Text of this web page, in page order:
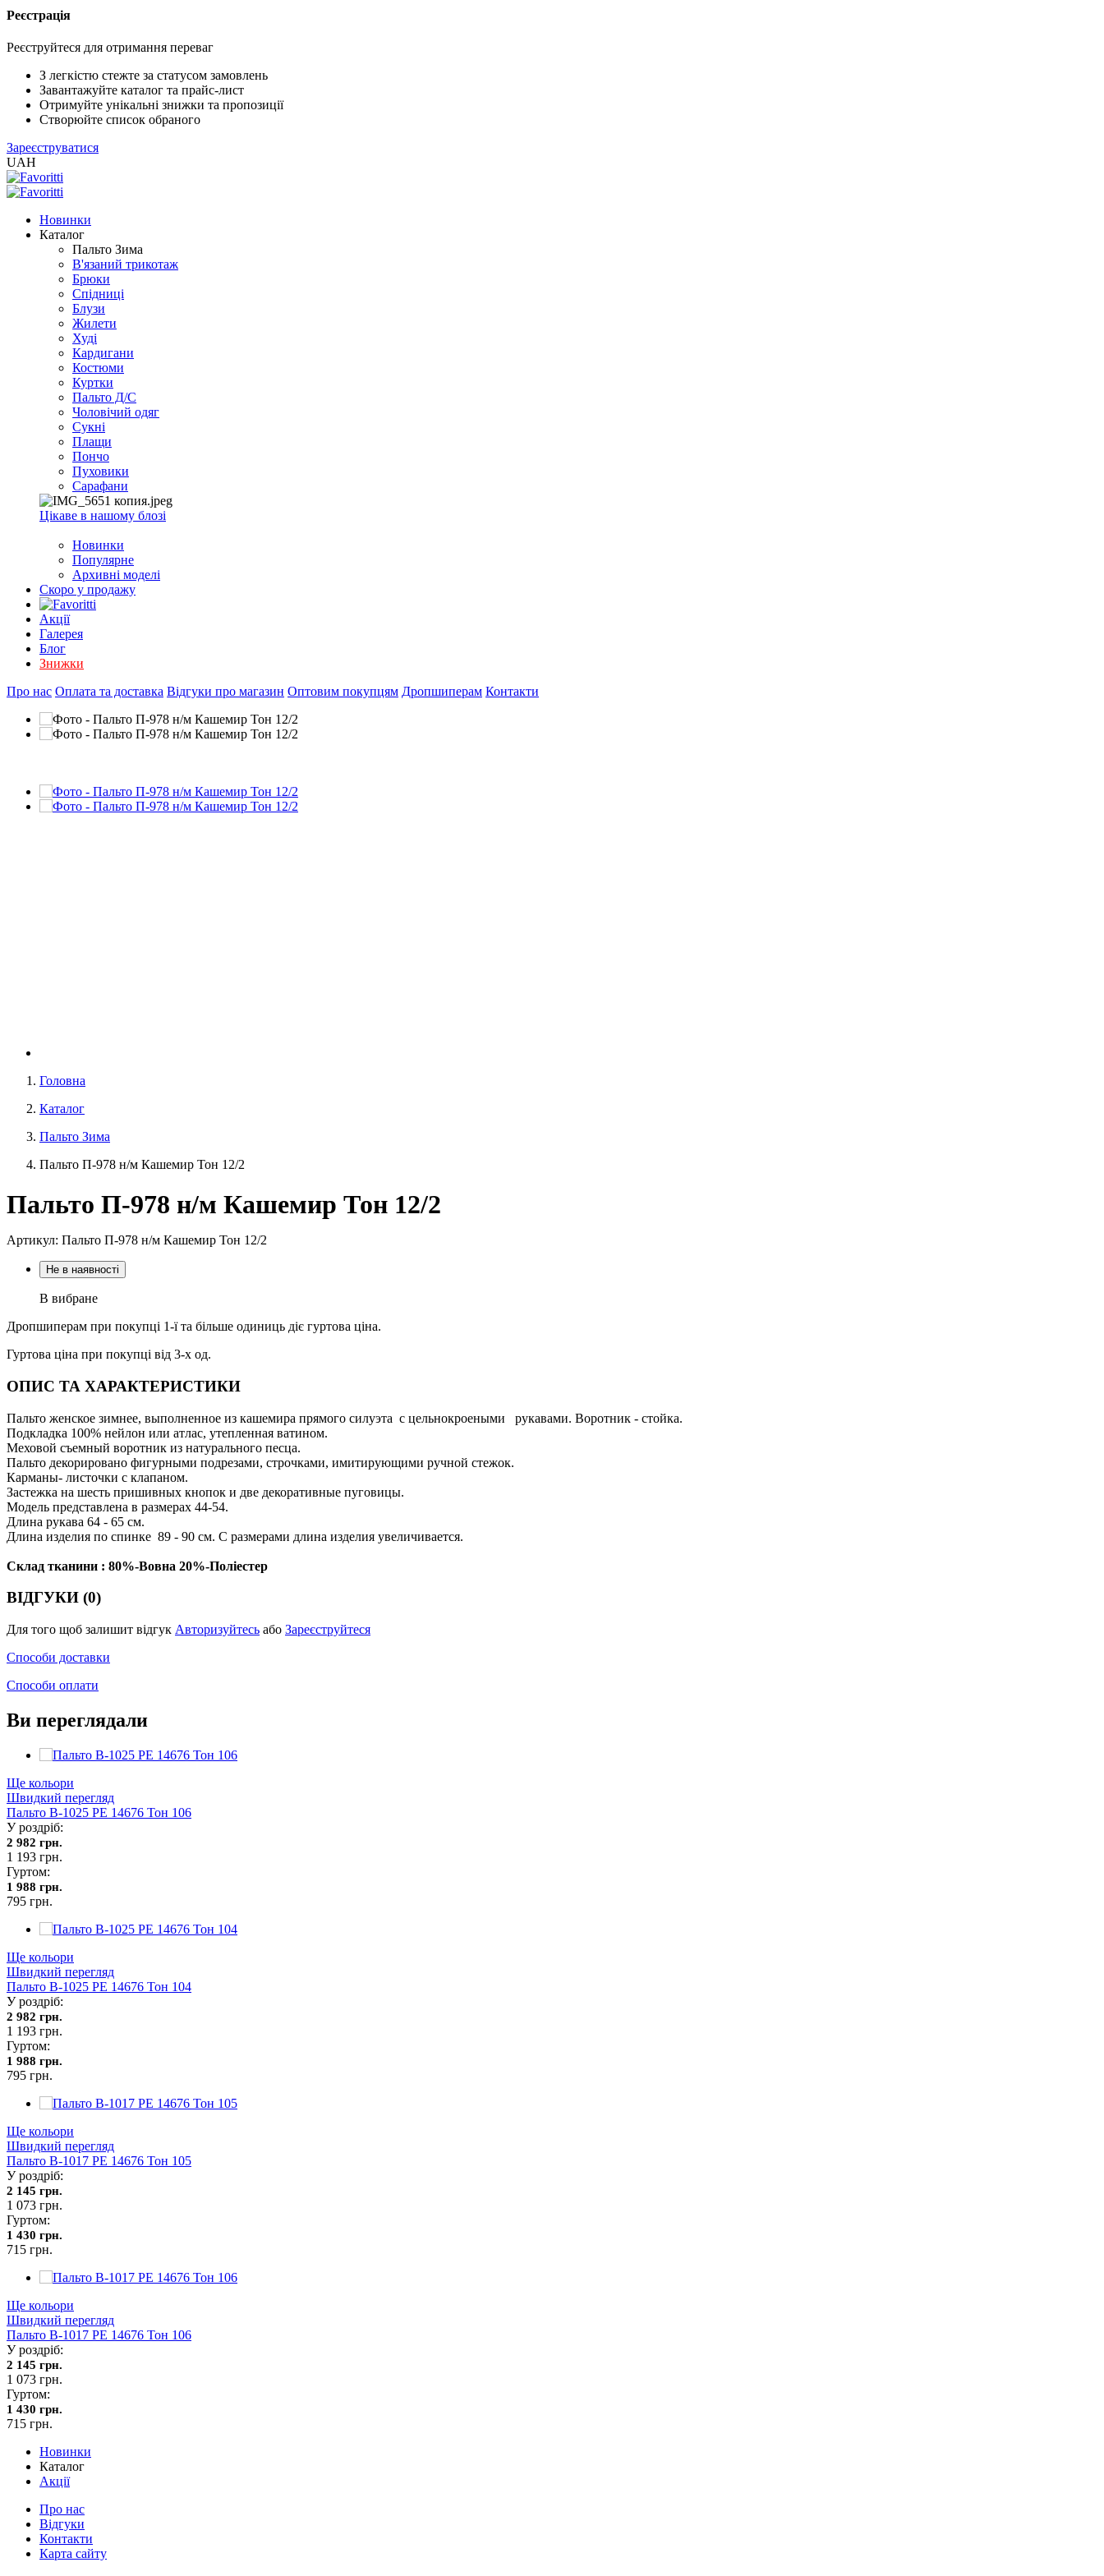
Реєстрація
Реєструйтеся для отримання переваг
З легкістю стежте за статусом замовлень
Завантажуйте каталог та прайс-лист
Отримуйте унікальні знижки та пропозиції
Створюйте список обраного
Зареєструватися
UAH
Новинки
Каталог
Пальто Зима
В'язаний трикотаж
Брюки
Спідниці
Блузи
Жилети
Худі
Кардигани
Костюми
Куртки
Пальто Д/С
Чоловічий одяг
Сукні
Плащи
Пончо
Пуховики
Сарафани
Цікаве в нашому блозі
Новинки
Популярне
Архивні моделі
Скоро у продажу
Акції
Галерея
Блог
Знижки
Про нас Оплата та доставка Відгуки про магазин Оптовим покупцям Дропшиперам Контакти
Головна
Каталог
Пальто Зима
Пальто П-978 н/м Кашемир Тон 12/2
Пальто П-978 н/м Кашемир Тон 12/2
Артикул: Пальто П-978 н/м Кашемир Тон 12/2
Не в наявності
В вибране
Дропшиперам при покупці 1-ї та більше одиниць діє гуртова ціна.
Гуртова ціна при покупці від 3-х од.
ОПИС ТА ХАРАКТЕРИСТИКИ
Пальто женское зимнее, выполненное из кашемира прямого силуэта с цельнокроеными рукавами. Воротник - стойка.
Подкладка 100% нейлон или атлас, утепленная ватином.
Меховой съемный воротник из натурального песца.
Пальто декорировано фигурными подрезами, строчками, имитирующими ручной стежок.
Карманы- листочки с клапаном.
Застежка на шесть пришивных кнопок и две декоративные пуговицы.
Модель представлена в размерах 44-54.
Длина рукава 64 - 65 см.
Длина изделия по спинке 89 - 90 см. С размерами длина изделия увеличивается.
Склад тканини : 80%-Вовна 20%-Поліестер
ВІДГУКИ (0)
Для того щоб залишит відгук Авторизуйтесь або Зареєструйтеся
Способи доставки
Способи оплати
Ви переглядали
Ще кольори
Швидкий перегляд
Пальто В-1025 PE 14676 Тон 106
У роздріб:
2 982 грн.
1 193 грн.
Гуртом:
1 988 грн.
795 грн.
Ще кольори
Швидкий перегляд
Пальто В-1025 PE 14676 Тон 104
У роздріб:
2 982 грн.
1 193 грн.
Гуртом:
1 988 грн.
795 грн.
Ще кольори
Швидкий перегляд
Пальто В-1017 PE 14676 Тон 105
У роздріб:
2 145 грн.
1 073 грн.
Гуртом:
1 430 грн.
715 грн.
Ще кольори
Швидкий перегляд
Пальто В-1017 PE 14676 Тон 106
У роздріб:
2 145 грн.
1 073 грн.
Гуртом:
1 430 грн.
715 грн.
Новинки
Каталог
Акції
Про нас
Відгуки
Контакти
Карта сайту
/
2005
(Розн.)
/
EXCEL
2005
(Опт)
XLSX